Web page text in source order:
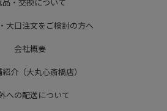
大口注文をご検討の方へ
会社概要
介（大丸心斎橋店）
への配送について